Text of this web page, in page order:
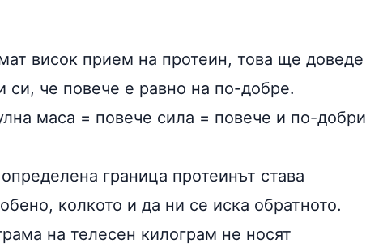
висок прием на протеин, това ще доведе
си, че повече е равно на по-добре.
маса = повече сила = повече и по-добри
граница протеинът става
колкото и да ни се иска обратното.
на телесен килограм не носят